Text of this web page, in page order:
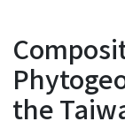
Statistics
the